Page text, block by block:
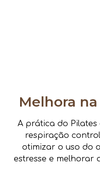
Melhora
A prática do Pilates
respiração
otimizar o uso do
estresse e melhorar